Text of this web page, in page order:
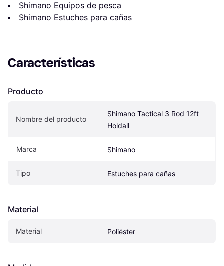
Shimano Equipos de pesca
Shimano Estuches para cañas
Características
Producto
Nombre del producto
Shimano Tactical 3 Rod 12ft
Holdall
Marca Shimano
Tipo Estuches para cañas
Material
Material Poliéster